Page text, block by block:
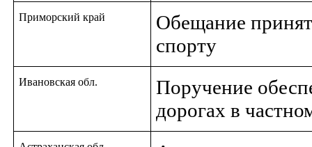
Приморский край
Обещание
спорту
Ивановская обл.
Поручение
дорогах в